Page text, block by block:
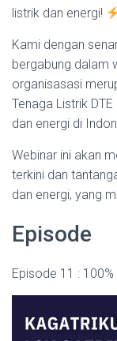
listrik dan energi!
Kami dengan
bergabung dalam
organisasasi
Tenaga Listrik
dan energi di
Webinar ini akan
terkini dan
dan energi, yang
Episode
Episode 11 : 100%